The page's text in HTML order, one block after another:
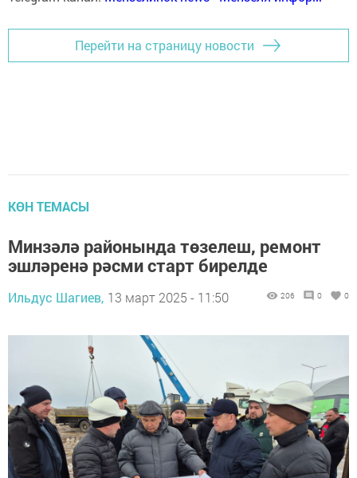
Перейти на страницу новости
КӨН ТЕМАСЫ
Минзәлә районында төзелеш, ремонт
эшләренә рәсми старт бирелде
Ильдус Шагиев, 13 март 2025 - 11:50 206 0 0